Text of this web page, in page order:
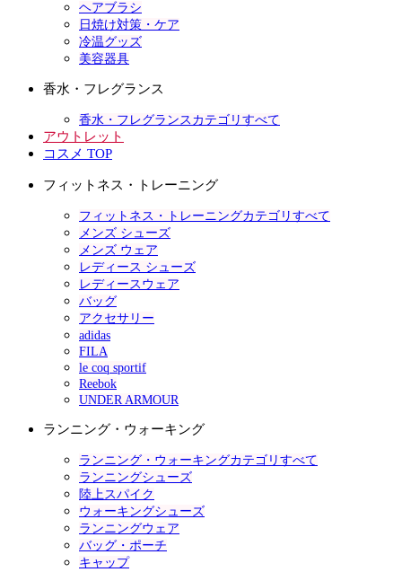
ヘアブラシ
日焼け対策・ケア
冷温グッズ
美容器具
香水・フレグランス
香水・フレグランスカテゴリすべて
アウトレット
コスメ TOP
フィットネス・トレーニング
フィットネス・トレーニングカテゴリすべて
メンズ シューズ
メンズ ウェア
レディース シューズ
レディースウェア
バッグ
アクセサリー
adidas
FILA
le coq sportif
Reebok
UNDER ARMOUR
ランニング・ウォーキング
ランニング・ウォーキングカテゴリすべて
ランニングシューズ
陸上スパイク
ウォーキングシューズ
ランニングウェア
バッグ・ポーチ
キャップ